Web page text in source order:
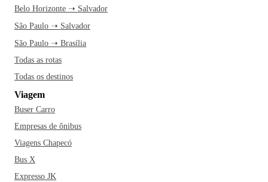
Belo Horizonte ➝ Salvador
São Paulo ➝ Salvador
São Paulo ➝ Brasília
Todas as rotas
Todas os destinos
Viagem
Buser Carro
Empresas de ônibus
Viagens Chapecó
Bus X
Expresso JK